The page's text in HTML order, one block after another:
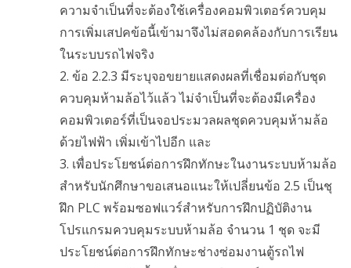
ความจำเป็นที่จะต้องใช้เครื่องคอมพิวเตอร์ควบคุม
การเพิ่มเสปคข้อนี้เข้ามาจึงไม่สอดคล้องกับการเรียน
ในระบบรถไฟจริง
2. ข้อ 2.2.3 มีระบุจอขยายแสดงผลที่เชื่อมต่อกับชุด
ควบคุมห้ามล้อไว้แล้ว ไม่จำเป็นที่จะต้องมีเครื่อง
คอมพิวเตอร์ที่เป็นจอประมวลผลชุดควบคุมห้ามล้อ
ด้วยไฟฟ้า เพิ่มเข้าไปอีก และ
3. เพื่อประโยชน์ต่อการฝึกทักษะในงานระบบห้ามล้อ
สำหรับนักศึกษาขอเสนอแนะให้เปลี่ยนข้อ 2.5 เป็นชุ
ฝึก PLC พร้อมซอฟแวร์สำหรับการฝึกปฏิบัติงาน
โปรแกรมควบคุมระบบห้ามล้อ จำนวน 1 ชุด จะมี
ประโยชน์ต่อการฝึกทักษะช่างซ่อมงานตู้รถไฟ